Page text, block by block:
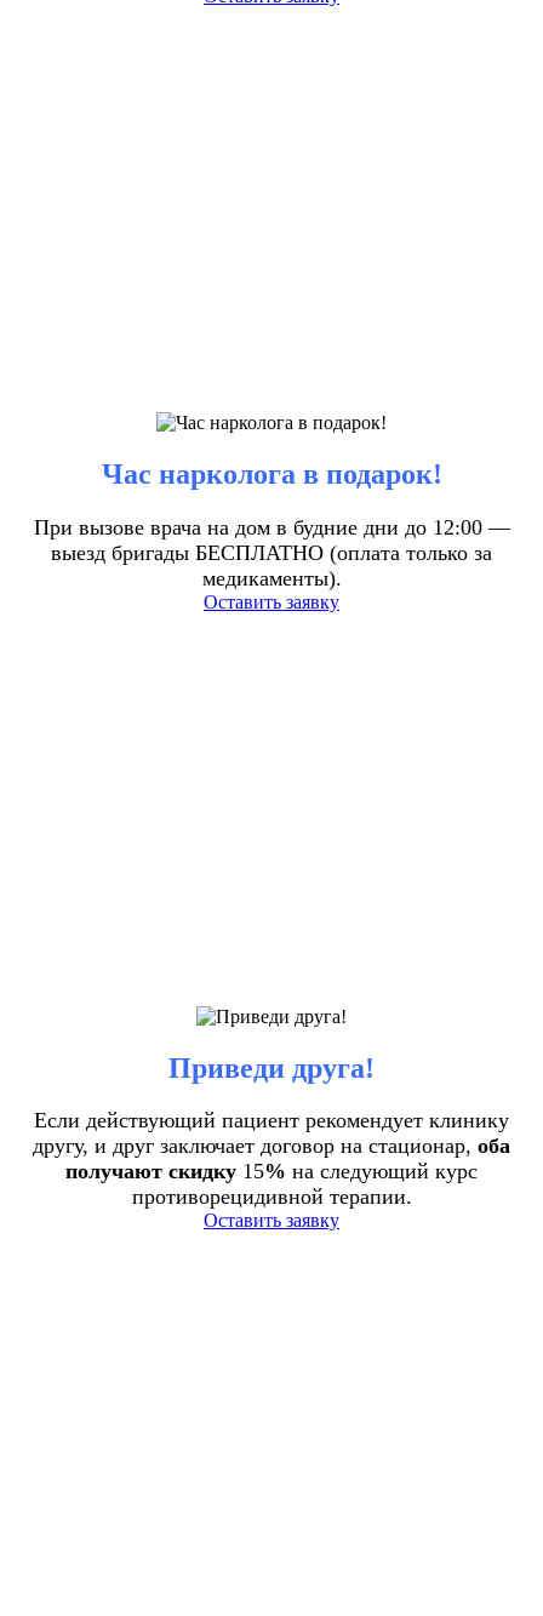
Час нарколога в подарок!
При вызове врача на дом в будние дни до 12:00 —
выезд бригады БЕСПЛАТНО (оплата только за
медикаменты).
Оставить заявку
Приведи друга!
Если действующий пациент рекомендует клинику
другу, и друг заключает договор на стационар, оба
получают скидку 15% на следующий курс
противорецидивной терапии.
Оставить заявку